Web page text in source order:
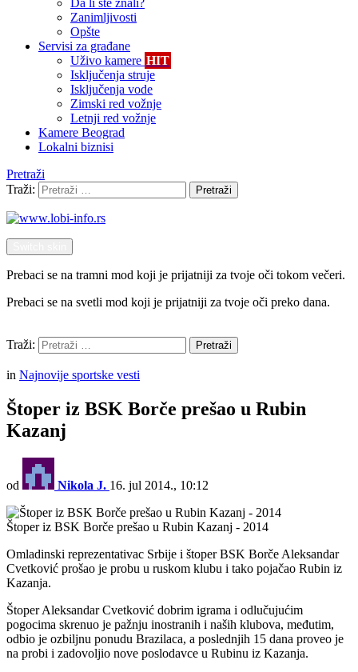
Da li ste znali?
Zanimljivosti
Opšte
Servisi za građane
Uživo kamere HIT
Isključenja struje
Isključenja vode
Zimski red vožnje
Letnji red vožnje
Kamere Beograd
Lokalni biznisi
Pretraži
Traži:
Pretraži
Prebaci se na tramni mod koji je prijatniji za tvoje oči tokom večeri.
Prebaci se na svetli mod koji je prijatniji za tvoje oči preko dana.
Traži:
Pretraži
in Najnovije sportske vesti
Štoper iz BSK Borče prešao u Rubin
Kazanj
od Nikola J. 16. jul 2014., 10:12
Štoper iz BSK Borče prešao u Rubin Kazanj - 2014
Omladinski reprezentativac Srbije i štoper BSK Borče Aleksandar
Cvetković prošao je probu u ruskom klubu i tako pojačao Rubin iz
Kazanja.
Štoper Aleksandar Cvetković dobrim igrama i odlučujućim
pogocima skrenuo je pažnju inostranih i naših klubova, međutim,
odbio je ozbiljnu ponudu Brazilaca, a poslednjih 15 dana proveo je
na probi i zadovoljio nove poslodavce u Rubinu iz Kazanja.